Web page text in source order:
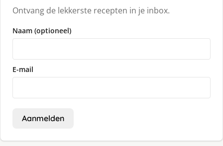
Ontvang de lekkerste recepten in je inbox.
Naam (optioneel)
E-mail
Aanmelden